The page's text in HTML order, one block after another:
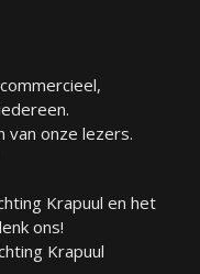
van onze lezers.
Krapuul en het
ons!
Krapuul